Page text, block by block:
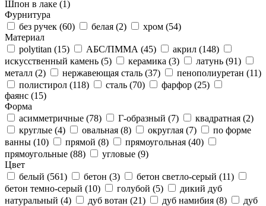
Шпон в лаке (1)
Фурнитура
без ручек (60) белая (2) хром (54)
Материал
polytitan (15) АБС/ПММА (45) акрил (148)
искусственный камень (5) керамика (3) латунь (91)
металл (2) нержавеющая сталь (37) пенополиуретан (11)
полистирол (118) сталь (70) фарфор (25)
фаянс (15)
Форма
асимметричные (78) Г-образный (7) квадратная (2)
круглые (4) овальная (8) округлая (7)
по форме
ванны (10) прямой (8) прямоугольная (40)
прямоугольные (88) угловые (9)
Цвет
белый (561) бетон (3) бетон светло-серый (11)
бетон темно-серый (10) голубой (5)
дикий дуб
натуральный (4) дуб вотан (21) дуб намибия (8)
дуб